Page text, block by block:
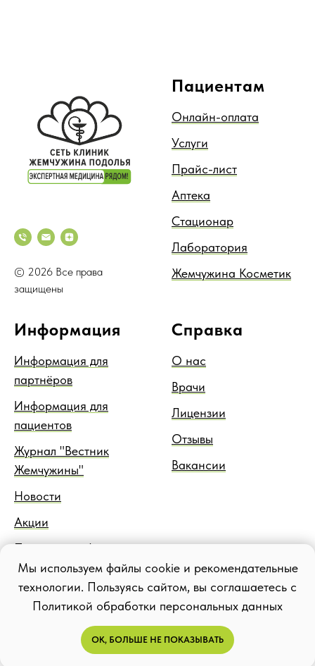
© 2026 Все права
защищены
Пациентам
Онлайн-оплата
Услуги
Прайс-лист
Аптека
Стационар
Лаборатория
Жемчужина Косметик
Информация
Информация для
партнёров
Информация для
пациентов
Журнал "Вестник
Жемчужины"
Новости
Акции
Правовая информация
Блог
Справка
О нас
Врачи
Лицензии
Отзывы
Вакансии
Мы используем файлы cookie и рекомендательные
технологии. Пользуясь сайтом, вы соглашаетесь с
Политикой обработки персональных данных
ОК, БОЛЬШЕ НЕ ПОКАЗЫВАТЬ